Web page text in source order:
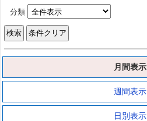
分類
月間表示
週間表示
日別表示